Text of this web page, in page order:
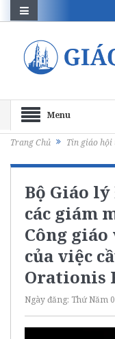
Menu
Trang Chủ Tin giáo hội
Bộ Giáo
các giám
Công
của việc
Orationis
Ngày đăng: Thứ Năm